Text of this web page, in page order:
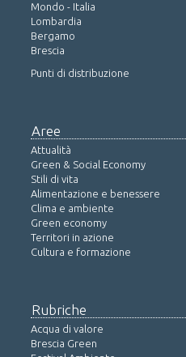
Mondo - Italia
Lombardia
Bergamo
Brescia
Punti di distribuzione
Aree
Attualità
Green & Social Economy
Stili di vita
Alimentazione e benessere
Clima e ambiente
Green economy
Territori in azione
Cultura e formazione
Rubriche
Acqua di valore
Brescia Green